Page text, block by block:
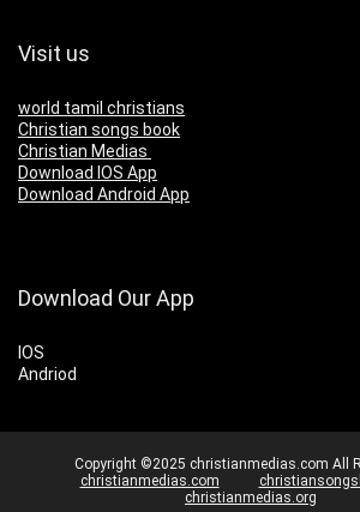
Visit us
world tamil christians
Christian songs book
Christian Medias
Download IOS App
Download Android App
Download Our App
IOS
Andriod
Copyright ©2025 christianmedias.com All
christianmedias.com
christianmedias.org